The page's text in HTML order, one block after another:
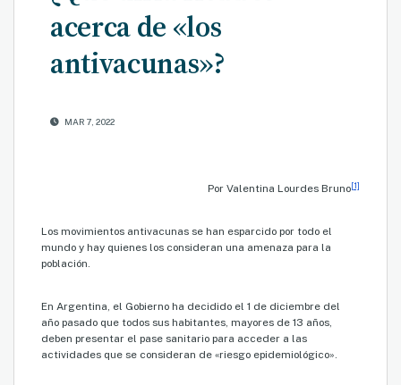
acerca de «los
antivacunas»?
MAR 7, 2022
Por Valentina Lourdes Bruno [1]
Los movimientos antivacunas se han esparcido por todo el
mundo y hay quienes los consideran una amenaza para la
población.
En Argentina, el Gobierno ha decidido el 1 de diciembre del
año pasado que todos sus habitantes, mayores de 13 años,
deben presentar el pase sanitario para acceder a las
actividades que se consideran de «riesgo epidemiológico».